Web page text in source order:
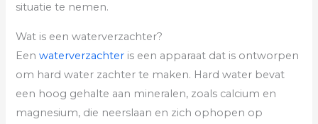
situatie te nemen.
Wat is een waterverzachter?
Eenwaterverzachter is een apparaat dat is ontworpen
om hard water zachter te maken. Hard water bevat
een hoog gehalte aan mineralen, zoals calcium en
magnesium, die neerslaan en zich ophopen op